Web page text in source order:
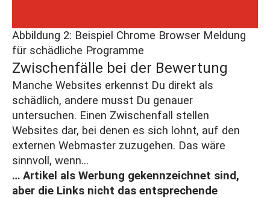
Abbildung 2: Beispiel Chrome Browser Meldung
für schädliche Programme
Zwischenfälle bei der Bewertung
Manche Websites erkennst Du direkt als
schädlich, andere musst Du genauer
untersuchen. Einen Zwischenfall stellen
Websites dar, bei denen es sich lohnt, auf den
externen Webmaster zuzugehen. Das wäre
sinnvoll, wenn…
… Artikel als Werbung gekennzeichnet sind,
aber die Links nicht das entsprechende